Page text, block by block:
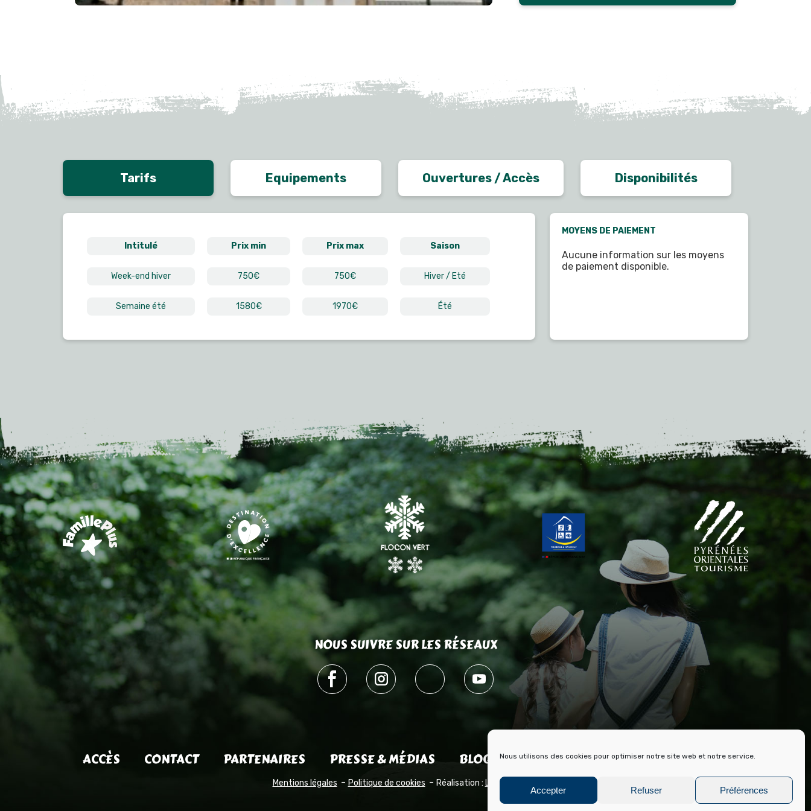
Nous utilisons des cookies pour optimiser notre site web et notre service.
Accepter Refuser Préférences
Tarifs Equipements Ouvertures / Accès Disponibilités
Intitulé Prix min Prix max Saison
Week-end hiver 750€ 750€ Hiver / Eté
Semaine été 1580€ 1970€ Été
MOYENS DE PAIEMENT
Aucune information sur les moyens
de paiement disponible.
NOUS SUIVRE SUR LES RÉSEAUX
ACCÈS CONTACT PARTENAIRES PRESSE & MÉDIAS BLOG HISTOIRE ET ARCHIVES DE FONT ROMEU
Mentions légales Politique de cookies Réalisation : Laetimprove